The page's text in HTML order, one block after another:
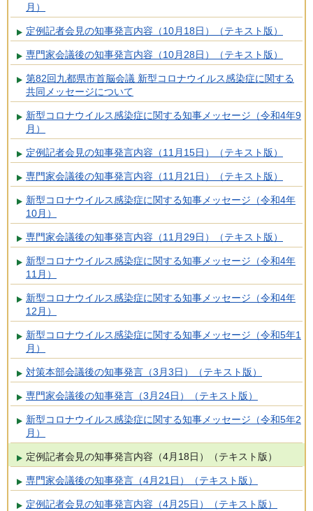
月）
定例記者会見の知事発言内容（10月18日）（テキスト版）
専門家会議後の知事発言内容（10月28日）（テキスト版）
第82回九都県市首脳会議 新型コロナウイルス感染症に関する
共同メッセージについて
新型コロナウイルス感染症に関する知事メッセージ（令和4年9
月）
定例記者会見の知事発言内容（11月15日）（テキスト版）
専門家会議後の知事発言内容（11月21日）（テキスト版）
新型コロナウイルス感染症に関する知事メッセージ（令和4年
10月）
専門家会議後の知事発言内容（11月29日）（テキスト版）
新型コロナウイルス感染症に関する知事メッセージ（令和4年
11月）
新型コロナウイルス感染症に関する知事メッセージ（令和4年
12月）
新型コロナウイルス感染症に関する知事メッセージ（令和5年1
月）
対策本部会議後の知事発言（3月3日）（テキスト版）
専門家会議後の知事発言（3月24日）（テキスト版）
新型コロナウイルス感染症に関する知事メッセージ（令和5年2
月）
定例記者会見の知事発言内容（4月18日）（テキスト版）
専門家会議後の知事発言（4月21日）（テキスト版）
定例記者会見の知事発言内容（4月25日）（テキスト版）